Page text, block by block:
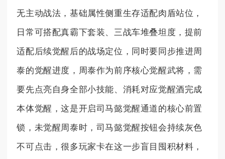
无主动战法，基础属性侧重生存适配肉盾站位，
日常可搭配真霸下套装、三战车堆叠坦度，提前
适配后续觉醒后的战场定位，同时要同步推进周
泰的觉醒进度，周泰作为前序核心觉醒武将，需
要先点亮自身全部小技能、消耗对应觉醒酒完成
本体觉醒，这是开启司马懿觉醒通道的核心前置
锁，未觉醒周泰时，司马懿觉醒按钮会持续灰色
不可点击，很多玩家卡在这一步盲目囤积材料，